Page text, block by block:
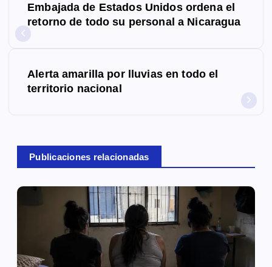
ó
e
Embajada de Estados Unidos ordena el
retorno de todo su personal a Nicaragua
Alerta amarilla por lluvias en todo el
territorio nacional
Publicaciones relacionadas